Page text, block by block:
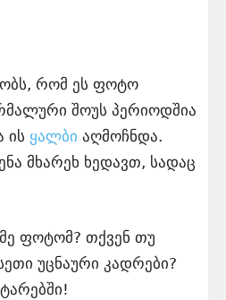
რომ ეს ფოტო
შოუს პერიოდშია
ის ყალბი აღმოჩნდა.
მხარეხ ხედავთ, სადაც
ფოტომ? თქვენ თუ
უცნაური კადრები?